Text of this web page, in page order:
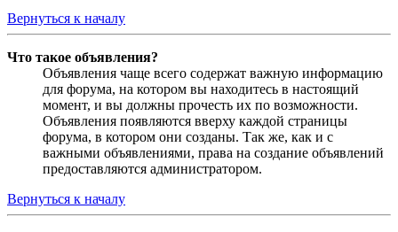
Вернуться к началу
Что такое объявления?
Объявления чаще всего содержат важную информацию
для форума, на котором вы находитесь в настоящий
момент, и вы должны прочесть их по возможности.
Объявления появляются вверху каждой страницы
форума, в котором они созданы. Так же, как и с
важными объявлениями, права на создание объявлений
предоставляются администратором.
Вернуться к началу